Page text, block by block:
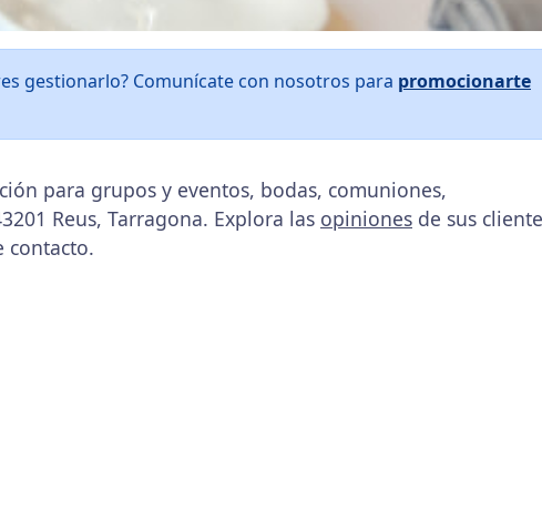
gestionarlo? Comunícate con nosotros para promocionarte
para grupos y eventos, bodas, comuniones,
Reus, Tarragona. Explora las opiniones de sus
contacto.